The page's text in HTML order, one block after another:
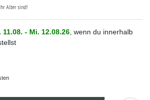
Alter sind!
11.08. - Mi. 12.08.26 , wenn du innerhalb